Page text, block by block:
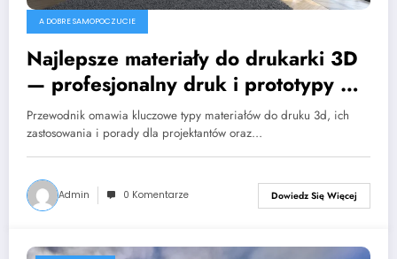
A DOBRE SAMOPOCZUCIE
Najlepsze materiały do drukarki 3D
— profesjonalny druk i prototypy w
Warszawie
Przewodnik omawia kluczowe typy materiałów do druku 3d, ich
zastosowania i porady dla projektantów oraz…
Admin 0 Komentarze Dowiedz Się Więcej